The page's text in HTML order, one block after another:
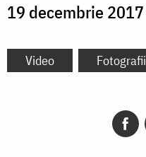
19 decembrie 2017
Video Fotografii